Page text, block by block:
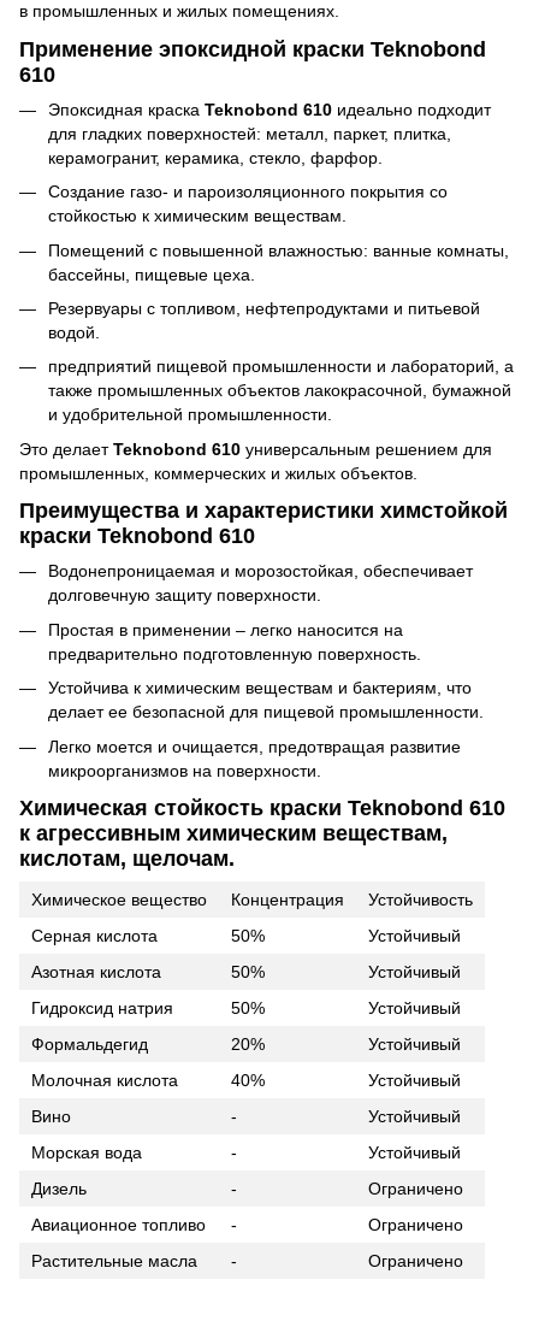
в промышленных и жилых помещениях.
Применение эпоксидной краски Teknobond
610
Эпоксидная краска Teknobond 610 идеально подходит
для гладких поверхностей: металл, паркет, плитка,
керамогранит, керамика, стекло, фарфор.
Создание газо- и пароизоляционного покрытия со
стойкостью к химическим веществам.
Помещений с повышенной влажностью: ванные комнаты,
бассейны, пищевые цеха.
Резервуары с топливом, нефтепродуктами и питьевой
водой.
предприятий пищевой промышленности и лабораторий, а
также промышленных объектов лакокрасочной, бумажной
и удобрительной промышленности.
Это делаетTeknobond 610 универсальным решением для
промышленных, коммерческих и жилых объектов.
Преимущества и характеристики химстойкой
краски Teknobond 610
Водонепроницаемая и морозостойкая, обеспечивает
долговечную защиту поверхности.
Простая в применении – легко наносится на
предварительно подготовленную поверхность.
Устойчива к химическим веществам и бактериям, что
делает ее безопасной для пищевой промышленности.
Легко моется и очищается, предотвращая развитие
микроорганизмов на поверхности.
Химическая стойкость краски Teknobond 610
к агрессивным химическим веществам,
кислотам, щелочам.
Химическое вещество Концентрация
Устойчивость
Серная кислота
50%
Устойчивый
Азотная кислота
50%
Устойчивый
Гидроксид натрия
50%
Устойчивый
Формальдегид
20%
Устойчивый
Молочная кислота
40%
Устойчивый
Вино
-
Устойчивый
Морская вода
-
Устойчивый
Дизель
-
Ограничено
Авиационное топливо
-
Ограничено
Растительные масла
- Ограничено